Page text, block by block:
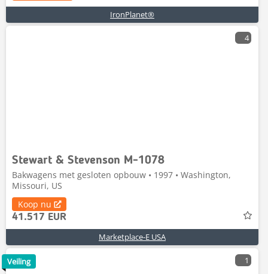
IronPlanet®
4
Stewart & Stevenson M-1078
Bakwagens met gesloten opbouw • 1997 • Washington,
Missouri, US
Koop nu
41.517 EUR
Marketplace-E USA
1
Veiling